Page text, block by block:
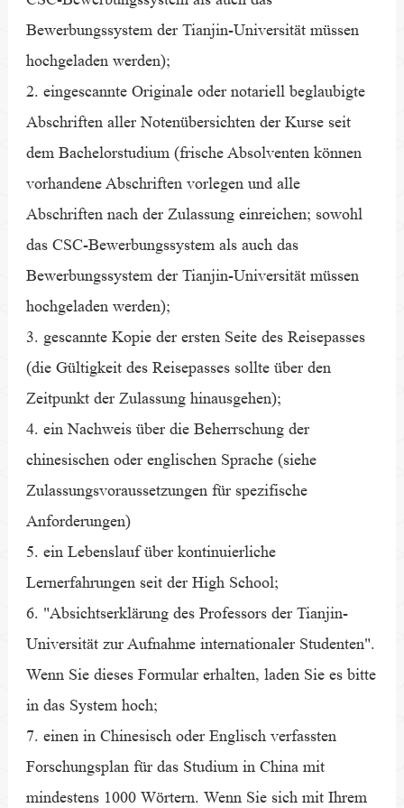
Bewerbungssystem der Tianjin-Universität müssen
hochgeladen werden);
2. eingescannte Originale oder notariell beglaubigte
Abschriften aller Notenübersichten der Kurse seit
dem Bachelorstudium (frische Absolventen können
vorhandene Abschriften vorlegen und alle
Abschriften nach der Zulassung einreichen; sowohl
das CSC-Bewerbungssystem als auch das
Bewerbungssystem der Tianjin-Universität müssen
hochgeladen werden);
3. gescannte Kopie der ersten Seite des Reisepasses
(die Gültigkeit des Reisepasses sollte über den
Zeitpunkt der Zulassung hinausgehen);
4. ein Nachweis über die Beherrschung der
chinesischen oder englischen Sprache (siehe
Zulassungsvoraussetzungen für spezifische
Anforderungen)
5. ein Lebenslauf über kontinuierliche
Lernerfahrungen seit der High School;
6. "Absichtserklärung des Professors der Tianjin-
Universität zur Aufnahme internationaler Studenten".
Wenn Sie dieses Formular erhalten, laden Sie es bitte
in das System hoch;
7. einen in Chinesisch oder Englisch verfassten
Forschungsplan für das Studium in China mit
mindestens 1000 Wörtern. Wenn Sie sich mit Ihrem